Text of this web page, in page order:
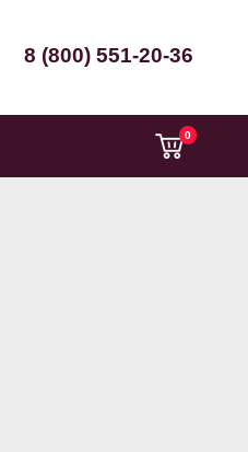
8 (800) 551-20-36
0